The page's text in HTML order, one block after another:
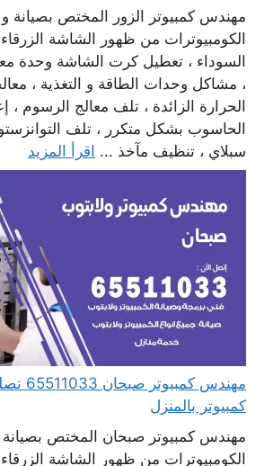
مهندس كمبيوتر الزور المختص بصيانة
الكومبيوترات من ظهور الشاشة
السوداء ، تعطيل كرت الشاشة وحدة
، مشاكل وحدات الطاقة و التغذية ،
الحرارة الزائدة ، تلف معالج الرسوم ،
الحاسوب بشكل متكرر ، تلف
سبلاي ، تنظيف مآخذ ... اقرأ المزيد
مهندس
كمبيوتر بالمنزل
مهندس كمبيوتر صبحان المختص
الكومبيوترات من ظهور الشاشة